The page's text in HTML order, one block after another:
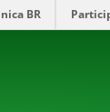
BR